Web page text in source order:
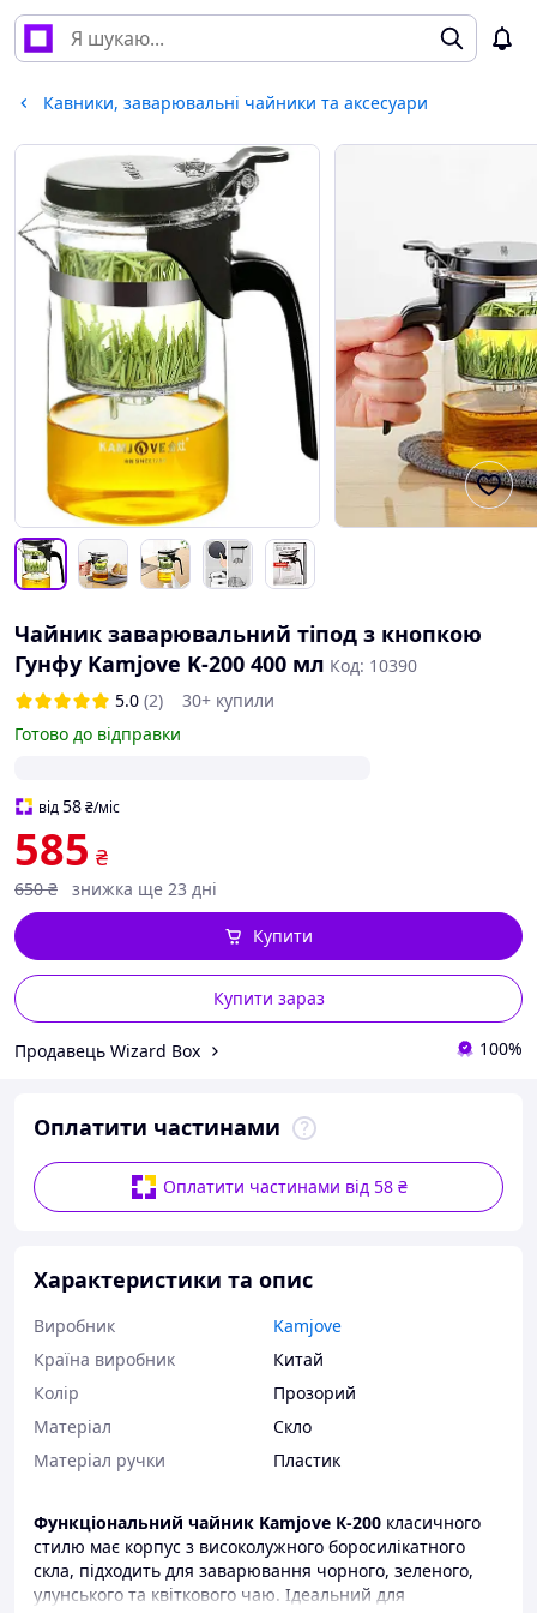
Кавники, заварювальні чайники та аксесуари
Чайник заварювальний тіпод з кнопкою
Гунфу Kamjove K-200 400 мл Код: 10390
5.0 (2)
30+ купили
Готово до відправки
від58₴/міс
585 ₴
650 ₴ знижка ще 23 дні
Купити зараз
Купити
Продавець Wizard Box 100%
Оплатити частинами
Оплатити частинами від 58 ₴
Характеристики та опис
Виробник
Kamjove
Країна виробник
Китай
Колір
Прозорий
Матеріал
Скло
Матеріал ручки
Пластик
Функціональний чайник Kamjove К-200 класичного
стилю має корпус з високолужного боросилікатного
скла, підходить для заварювання чорного, зеленого,
улунського та квіткового чаю. Ідеальний для